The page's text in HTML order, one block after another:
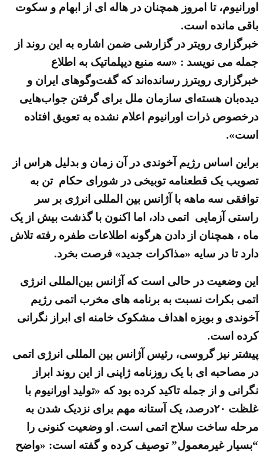
اورانیوم، تا امروز همچنان در هاله ای از ابهام و سکوت
باقی مانده است.
خبرگزاری رویتر در گزارشی ضمن اشاره به این روند از
جمله می نویسد : «سه منبع دیپلماتیک به اطلاع
خبرگزاری رویترز رسانده‌اند که گفت‌وگوهای ایران و
دیده‌بان هسته‌ای سازمان ملل برای گرفتن جواب‌هایی
درخصوص ذرات اورانیوم اعلام نشده به تعویق افتاده
است».
براین اساس رژیم آخوندی در آن زمان و بدلیل هراس از
تصویب یک قطعنامه توبیخی در شورای حکام تن به
توافقی سه ماهه با آژانس بین المللی انرژی بر سر
راستی آزمایی اتمی داد، اما اکنون با گذشت بیش از یک
ماه ، همچنان از دادن هرگونه اطلاعات طفره رفته تلاش
دارد تا در سایه «مذاکرات جدید» فرصت بخرد.
این وضعیت در حالی است که آژانس بین‌المللی انرژی
اتمی بکرات نسبت به برنامه های مخرب اتمی رژیم
آخوندی و بویزه اهداف مشکوک خامنه ای ابراز نگرانی
کرده است.
پیشتر نیز گروسی، رئیس آژانس بین المللی انرژی اتمی
در مصاحبه ای با یک روزنامه ژاپنی از این روند ابراز
نگرانی و از جمله تاکید کرده بود که «تولید اورانیوم با
غلظت ۲۰درصد، یک آستانه مهم برای نزدیک شدن به
مرحله ساخت سلاح اتمی است. او وضعیت کنونی را
“بسیار غیرمعمول” توصیف کرده و گفته است: «واضح